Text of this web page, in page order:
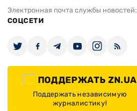
Электронная почта службы новостей:
СОЦСЕТИ
ПОДДЕРЖАТЬ ZN.UA
Поддержать независимую
журналистику!